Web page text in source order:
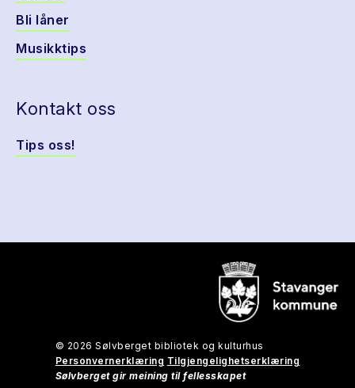
Bli låner
Musikktips
Kontakt oss
Tips oss!
© 2026 Sølvberget bibliotek og kulturhus
Personvernerklæring Tilgjengelighetserklæring
Sølvberget gir meining til fellesskapet